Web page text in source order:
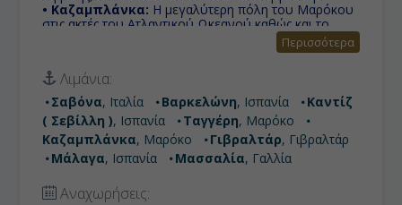
• Καζαμπλάνκα: Η μεγαλύτερη πόλη του Μαρόκου
στις ακτές του Ατλαντικού Ωκεανού καθώς και το
μεγαλύτερο λιμάνι της χώρας. Στην Καζαμπλάνκα
ανεγέρθηκε το μεγαλύτερο σε ύψος μουσουλμανικό
τέμενος του κόσμου, που σήμερα αποτελεί το
καύχημα όλου του αραβικού κόσμου.
• Γιβραλτάρ:" Ο Βράχος", μια πόλη, μια Χώρα γιατί
που αλλού θα βρείτε μια πόλη, που παρά το μικρό
της μέγεθος, είναι -επίσης- και χώρα!
• Μάλαγα:Παραθαλάσσια πόλη με πλούσια ιστορία
και αποτελεί διάσημο τουριστικό προορισμό των
Ευρωπαίων.
• Μασσαλία:
κοσμοπολιτισμό γαλλικού Νότου, ένα σταυροδρόμι
Περισσότερα
Λιμάνια:
Σαβόνα, Ιταλία Βαρκελώνη, Ισπανία
Καντίζ
( Σεβίλλη ), Ισπανία Ταγγέρη, Μαρόκο
Καζαμπλάνκα, Μαρόκο Γιβραλτάρ, Γιβραλτάρ
Μάλαγα, Ισπανία Μασσαλία, Γαλλία
Αναχωρήσεις: